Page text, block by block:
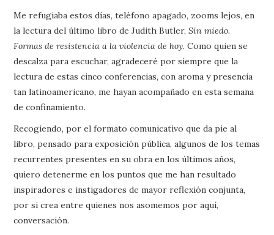
Me refugiaba estos días, teléfono apagado, zooms lejos, en
la lectura del último libro de Judith Butler,Sin miedo.
Formas de resistencia a la violencia de hoy. Como quien se
descalza para escuchar, agradeceré por siempre que la
lectura de estas cinco conferencias, con aroma y presencia
tan latinoamericano, me hayan acompañado en esta semana
de confinamiento.
Recogiendo, por el formato comunicativo que da pie al
libro, pensado para exposición pública, algunos de los temas
recurrentes presentes en su obra en los últimos años,
quiero detenerme en los puntos que me han resultado
inspiradores e instigadores de mayor reflexión conjunta,
por si crea entre quienes nos asomemos por aquí,
conversación.